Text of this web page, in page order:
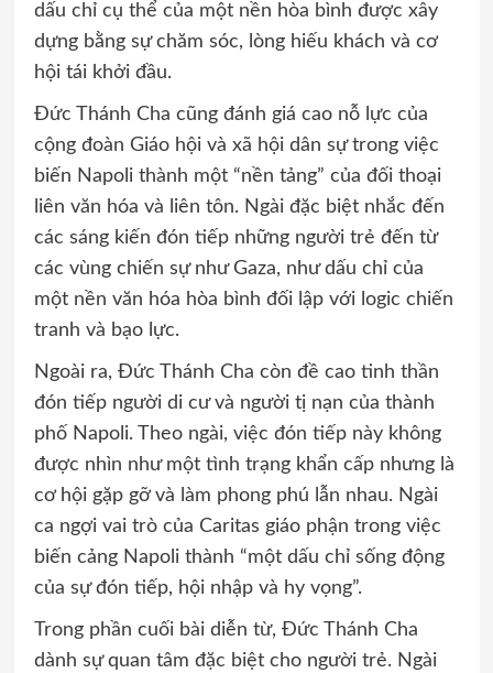
dấu chỉ cụ thể của một nền hòa bình được xây
dựng bằng sự chăm sóc, lòng hiếu khách và cơ
hội tái khởi đầu.
Đức Thánh Cha cũng đánh giá cao nỗ lực của
cộng đoàn Giáo hội và xã hội dân sự trong việc
biến Napoli thành một “nền tảng” của đối thoại
liên văn hóa và liên tôn. Ngài đặc biệt nhắc đến
các sáng kiến đón tiếp những người trẻ đến từ
các vùng chiến sự như Gaza, như dấu chỉ của
một nền văn hóa hòa bình đối lập với logic chiến
tranh và bạo lực.
Ngoài ra, Đức Thánh Cha còn đề cao tinh thần
đón tiếp người di cư và người tị nạn của thành
phố Napoli. Theo ngài, việc đón tiếp này không
được nhìn như một tình trạng khẩn cấp nhưng là
cơ hội gặp gỡ và làm phong phú lẫn nhau. Ngài
ca ngợi vai trò của Caritas giáo phận trong việc
biến cảng Napoli thành “một dấu chỉ sống động
của sự đón tiếp, hội nhập và hy vọng”.
Trong phần cuối bài diễn từ, Đức Thánh Cha
dành sự quan tâm đặc biệt cho người trẻ. Ngài